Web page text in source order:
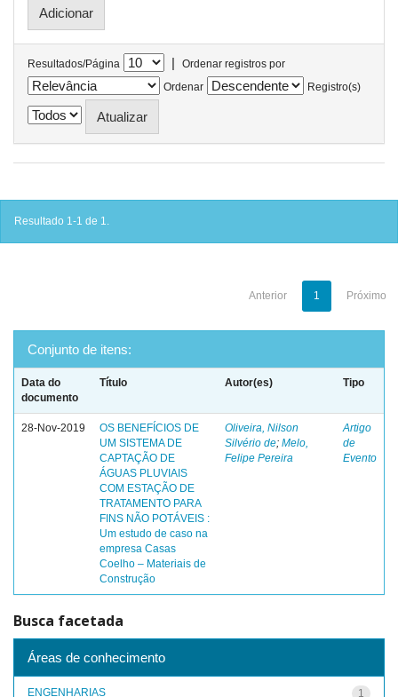
Resultados/Página |
Ordenar registros por
Ordenar
Registro(s)
Resultado 1-1 de 1.
Anterior 1 Próximo
Conjunto de itens:
Data do
documento
Título Autor(es) Tipo
28-Nov-2019
OS BENEFÍCIOS DE
UM SISTEMA DE
CAPTAÇÃO DE
ÁGUAS PLUVIAIS
COM ESTAÇÃO DE
TRATAMENTO PARA
FINS NÃO POTÁVEIS :
Um estudo de caso na
empresa Casas
Coelho – Materiais de
Construção
Oliveira, Nilson
Silvério de; Melo,
Felipe Pereira
Artigo
de
Evento
Busca facetada
Áreas de conhecimento
1
ENGENHARIAS